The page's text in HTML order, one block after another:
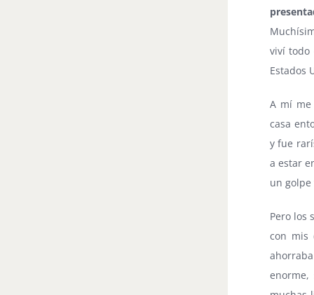
viví todo
Estados
A mí me
casa
y fue
a estar
un
Pero los
con mis